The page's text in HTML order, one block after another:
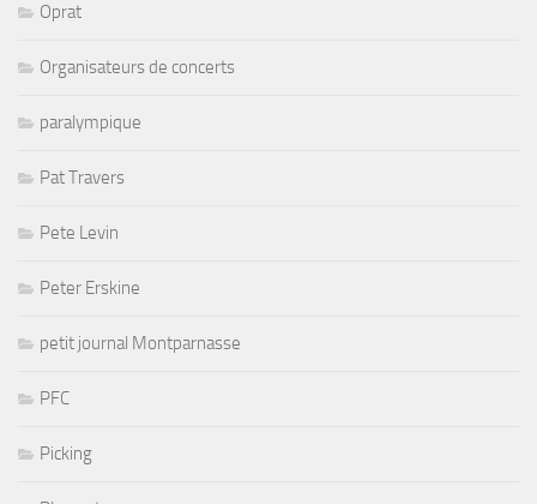
Oprat
Organisateurs de concerts
paralympique
Pat Travers
Pete Levin
Peter Erskine
petit journal Montparnasse
PFC
Picking